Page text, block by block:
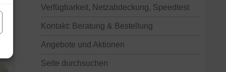
Verfügbarkeit, Netzabdeckung, Speedtest
Kontakt: Beratung & Bestellung
Angebote und Aktionen
Seite durchsuchen